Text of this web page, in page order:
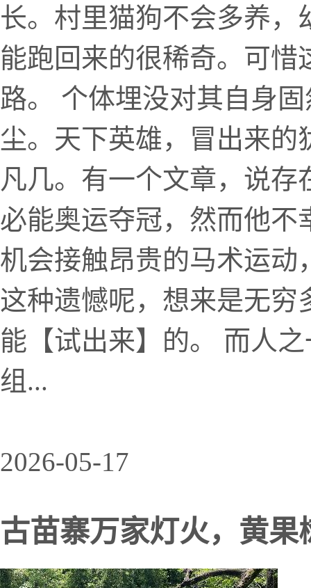
长。村里猫狗不会多养
能跑回来的很稀奇。可
路。 个体埋没对其自身
尘。天下英雄，冒出来
凡几。有一个文章，说
必能奥运夺冠，然而他不
机会接触昂贵的马术运动
这种遗憾呢，想来是无
能【试出来】的。 而人
组...
2026-05-17
古苗寨万家灯火，黄果